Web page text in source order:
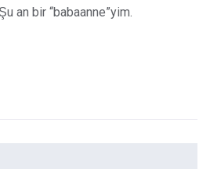
an bir “babaanne”yim.